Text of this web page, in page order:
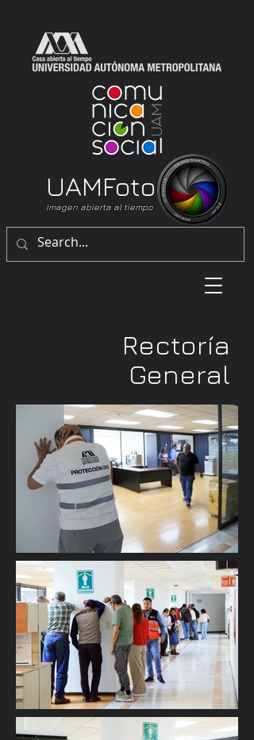
Imagen abierta al tiempo
UAMFoto
Rectoría
General